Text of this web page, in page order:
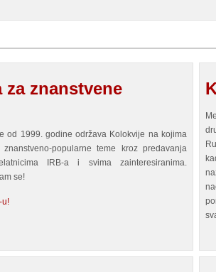
znanstvene
od 1999. godine održava Kolokvije na kojima
popularne teme kroz predavanja
IRB-a i svima zainteresiranima.
se!
u!